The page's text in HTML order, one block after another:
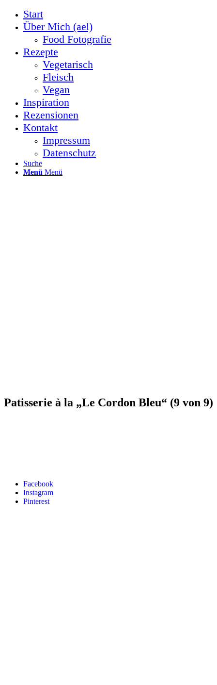
Start
Über Mich (ael)
Food Fotografie
Rezepte
Vegetarisch
Fleisch
Vegan
Inspiration
Rezensionen
Kontakt
Impressum
Datenschutz
Suche
Menü Menü
Facebook
Instagram
Pinterest
Patisserie à la „Le Cordon Bleu“ (9 von 9)